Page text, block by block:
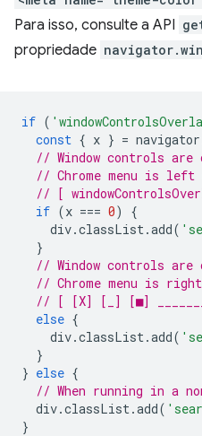
Para isso, consulte a API
propriedade
if (
const { x } = navigator
// Window controls
// Chrome menu is left
// [
if (x === 0)
{
div.classList.add(
}
// Window controls
// Chrome menu is
// [ [X] [_] [■]
else {
div.classList.add(
}
} else {
// When running in a
div.classList.add(
}